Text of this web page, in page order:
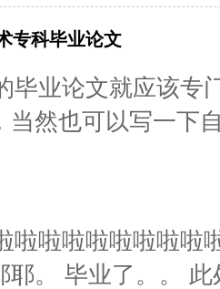
专科毕业论文
毕业论文就应该专
当然也可以写一下
啦啦啦啦啦啦啦啦
耶。 毕业了。。